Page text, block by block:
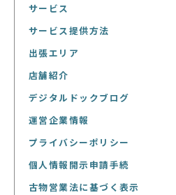
サービス
サービス提供方法
出張エリア
店舗紹介
デジタルドックブログ
運営企業情報
プライバシーポリシー
個人情報開示申請手続
古物営業法に基づく表示